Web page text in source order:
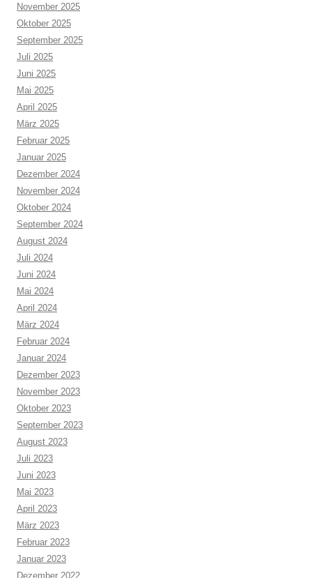
November 2025
Oktober 2025
September 2025
Juli 2025
Juni 2025
Mai 2025
April 2025
März 2025
Februar 2025
Januar 2025
Dezember 2024
November 2024
Oktober 2024
September 2024
August 2024
Juli 2024
Juni 2024
Mai 2024
April 2024
März 2024
Februar 2024
Januar 2024
Dezember 2023
November 2023
Oktober 2023
September 2023
August 2023
Juli 2023
Juni 2023
Mai 2023
April 2023
März 2023
Februar 2023
Januar 2023
Dezember 2022